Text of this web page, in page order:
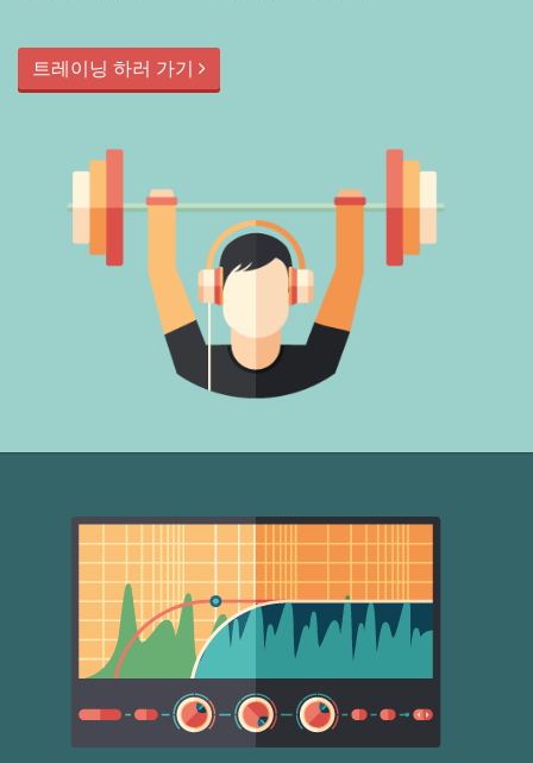
트레이닝 하러 가기